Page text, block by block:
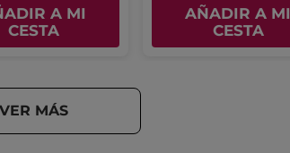
A MI
CESTA
AÑADIR A MI
CESTA
VER MÁS